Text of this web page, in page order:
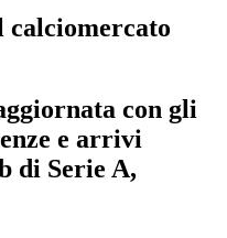
calciomercato
con gli
e arrivi
di Serie A,